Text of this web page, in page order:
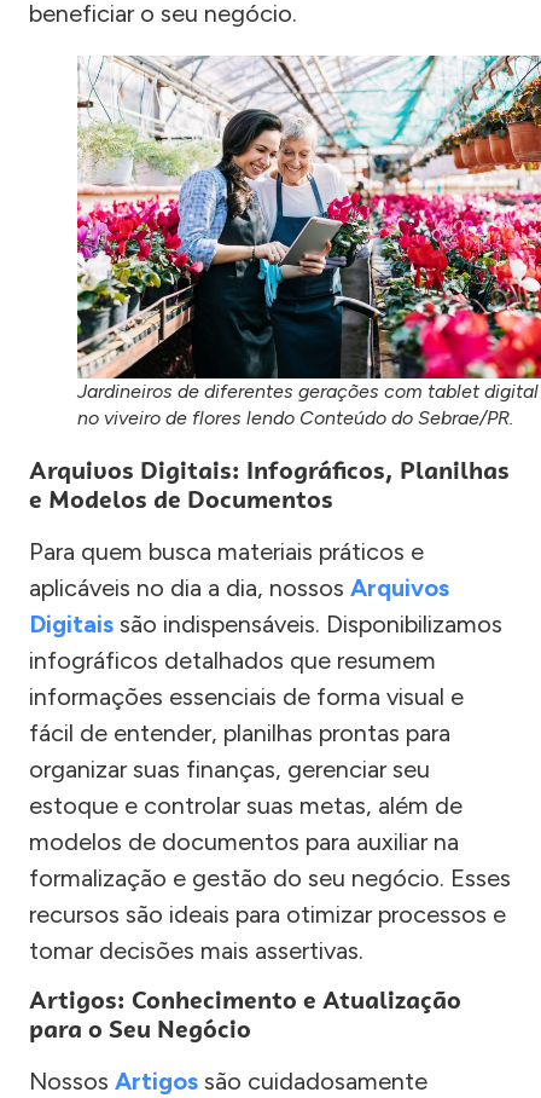
beneficiar o seu negócio.
Jardineiros de diferentes gerações com tablet digital
no viveiro de flores lendo Conteúdo do Sebrae/PR.
Arquivos Digitais: Infográficos, Planilhas
e Modelos de Documentos
Para quem busca materiais práticos e
aplicáveis no dia a dia, nossos Arquivos
Digitais são indispensáveis. Disponibilizamos
infográficos detalhados que resumem
informações essenciais de forma visual e
fácil de entender, planilhas prontas para
organizar suas finanças, gerenciar seu
estoque e controlar suas metas, além de
modelos de documentos para auxiliar na
formalização e gestão do seu negócio. Esses
recursos são ideais para otimizar processos e
tomar decisões mais assertivas.
Artigos: Conhecimento e Atualização
para o Seu Negócio
Nossos Artigos são cuidadosamente